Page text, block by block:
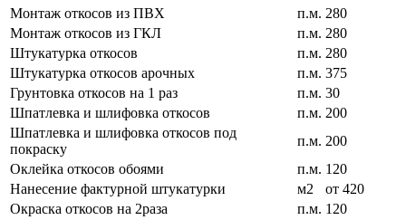
Монтаж откосов из ПВХ
п.м. 280
Монтаж откосов из ГКЛ
п.м. 280
Штукатурка откосов
п.м. 280
Штукатурка откосов арочных
п.м. 375
Грунтовка откосов на 1 раз
п.м. 30
Шпатлевка и шлифовка откосов
п.м. 200
Шпатлевка и шлифовка откосов под
покраску
п.м. 200
Оклейка откосов обоями
п.м. 120
Нанесение фактурной штукатурки
м2
от 420
Окраска откосов на 2раза
п.м. 120